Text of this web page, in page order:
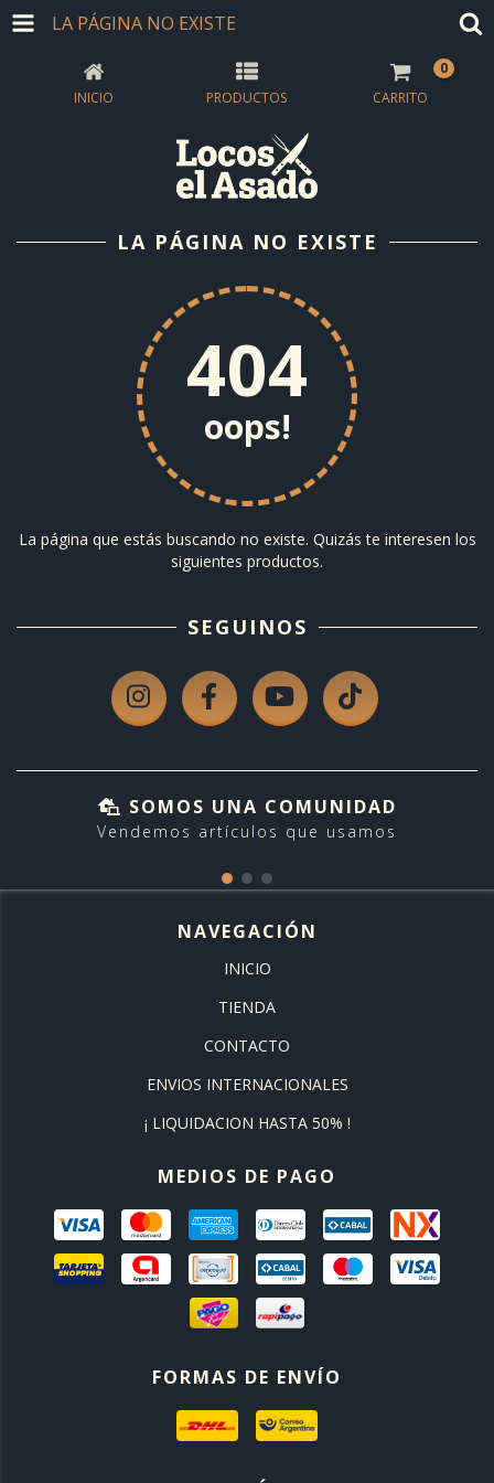
LA PÁGINA NO EXISTE
INICIO PRODUCTOS CARRITO
0
LA PÁGINA NO EXISTE
404
oops!
La página que estás buscando no existe. Quizás te interesen los
siguientes productos.
SEGUINOS
SOMOS UNA COMUNIDAD
Vendemos artículos que usamos
NAVEGACIÓN
INICIO
TIENDA
CONTACTO
ENVIOS INTERNACIONALES
¡ LIQUIDACION HASTA 50% !
MEDIOS DE PAGO
FORMAS DE ENVÍO